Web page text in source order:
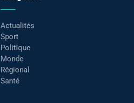
Actualités
Sport
Politique
Monde
Régional
Santé